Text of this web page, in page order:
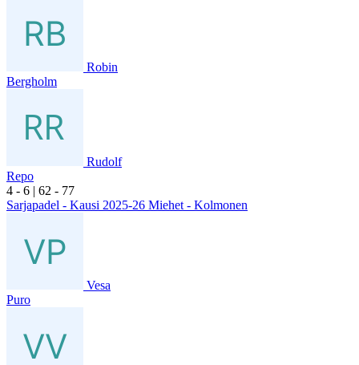
Robin
Bergholm
Rudolf
Repo
4 - 6 | 62 - 77
Sarjapadel - Kausi 2025-26 Miehet - Kolmonen
Vesa
Puro